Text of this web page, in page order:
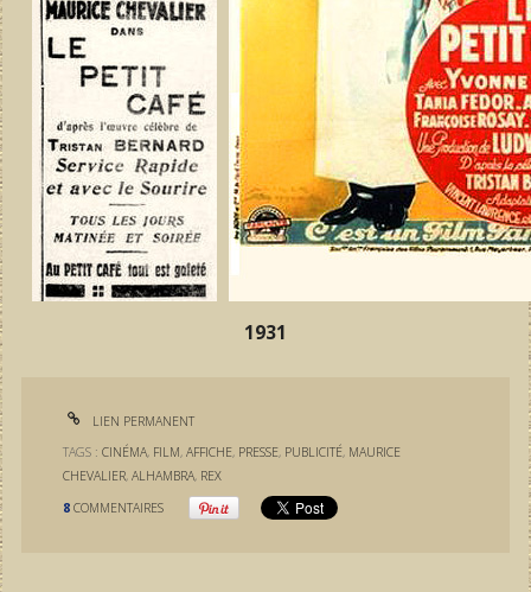
1931
LIEN PERMANENT
TAGS :CINÉMA, FILM,AFFICHE, PRESSE, PUBLICITÉ, MAURICE
CHEVALIER,ALHAMBRA, REX
8 COMMENTAIRES